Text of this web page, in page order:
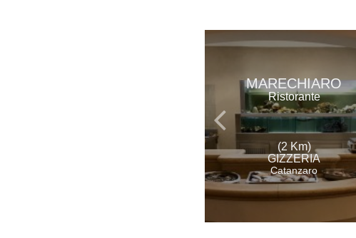
MARECHIARO
Ristorante
(2 Km)
GIZZERIA
Catanzaro